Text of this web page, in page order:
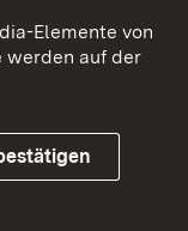
Elemente von
werden auf der